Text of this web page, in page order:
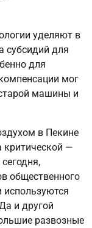
уделяют в
субсидий для
для
мог
машины и
в Пекине
критической —
общественного
используются
и другой
развозные